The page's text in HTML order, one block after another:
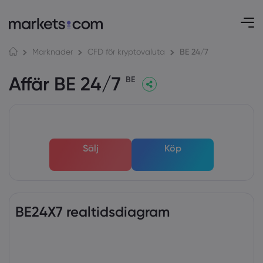
Marknader CFD för kryptovaluta BE 24/7
Affär BE 24/7 BE
Sälj Köp
BE24X7 realtidsdiagram